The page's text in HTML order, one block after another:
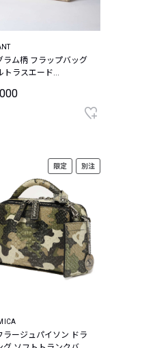
ラム柄 フラップバッグ
トラスエード
限定 別注
ラージュパイソン ドラ